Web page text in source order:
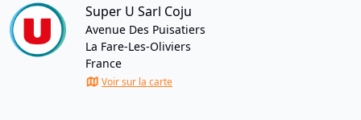
Super U Sarl Coju
Avenue Des Puisatiers
La Fare-Les-Oliviers
France
Voir sur la carte